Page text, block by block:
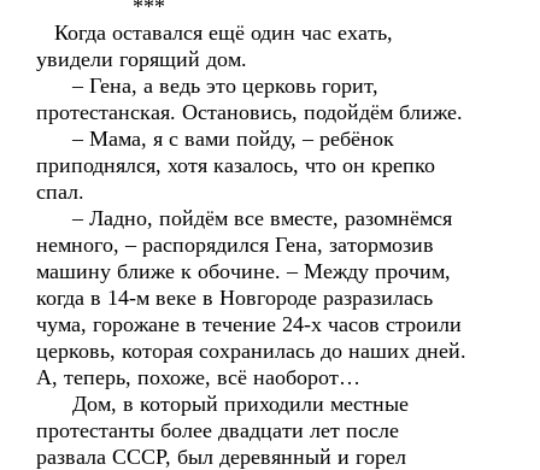
***
Когда оставался ещё один час ехать,
увидели горящий дом.
– Гена, а ведь это церковь горит,
протестанская. Остановись, подойдём ближе.
– Мама, я с вами пойду, – ребёнок
приподнялся, хотя казалось, что он крепко
спал.
– Ладно, пойдём все вместе, разомнёмся
немного, – распорядился Гена, затормозив
машину ближе к обочине. – Между прочим,
когда в 14-м веке в Новгороде разразилась
чума, горожане в течение 24-х часов строили
церковь, которая сохранилась до наших дней.
А, теперь, похоже, всё наоборот…
Дом, в который приходили местные
протестанты более двадцати лет после
развала СССР, был деревянный и горел